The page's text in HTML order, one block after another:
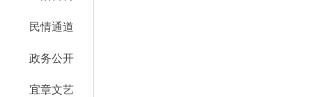
民情通道
政务公开
宜章文艺